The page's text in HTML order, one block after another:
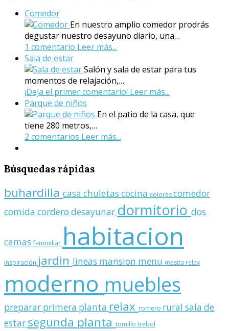
Comedor
En nuestro amplio comedor prodrás
degustar nuestro desayuno diario, una…
1 comentario Leer más...
Sala de estar
Salón y sala de estar para tus
momentos de relajación,…
¡Deja el primer comentario! Leer más...
Parque de niños
En el patio de la casa, que
tiene 280 metros,…
2 comentarios Leer más...
Búsquedas rápidas
buhardilla casa chuletas cocina colorescomedor
comida cordero desayunar dormitorio dos
camasfammiliar habitacion
inspiración jardin lineas mansion menu mesita relax
moderno muebles
preparar primera planta relax romero rural sala de
estar segunda planta tomillo trébol